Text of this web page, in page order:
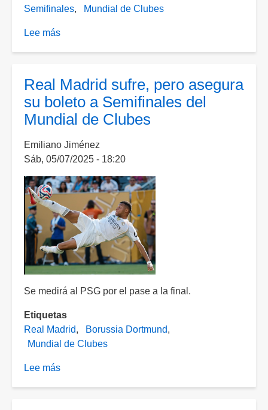
Semifinales
Mundial de Clubes
Lee más
del
Mundial
de
2025
Real Madrid sufre, pero asegura
su boleto a Semifinales del
Mundial de Clubes
Emiliano Jiménez
Sáb, 05/07/2025 - 18:20
Se medirá al PSG por el pase a la final.
Etiquetas
Real Madrid
Borussia Dortmund
Mundial de Clubes
Lee más